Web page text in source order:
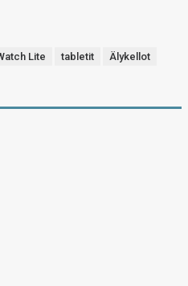
Lite tabletit
Älykellot